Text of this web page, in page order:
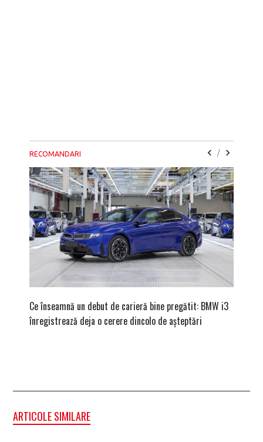
RECOMANDARI /
Ce înseamnă un debut de carieră bine pregătit: BMW i3
înregistrează deja o cerere dincolo de așteptări
ARTICOLE SIMILARE